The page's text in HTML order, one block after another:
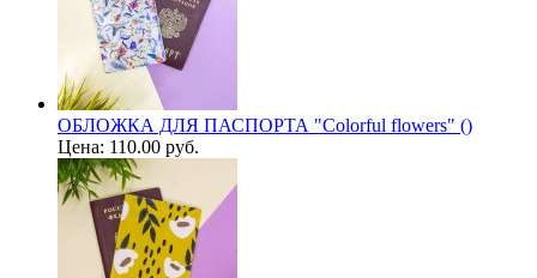
ОБЛОЖКА ДЛЯ ПАСПОРТА "Colorful flowers" ()
Цена: 110.00 руб.